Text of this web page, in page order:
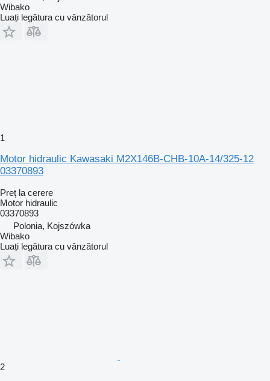
Wibako
Luați legătura cu vânzătorul
1
Motor hidraulic Kawasaki M2X146B-CHB-10A-14/325-12
03370893
Preț la cerere
Motor hidraulic
03370893
Polonia, Kojszówka
Wibako
Luați legătura cu vânzătorul
2